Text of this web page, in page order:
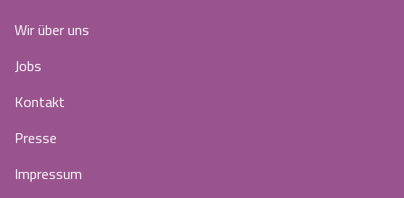
Wir über uns
Jobs
Kontakt
Presse
Impressum